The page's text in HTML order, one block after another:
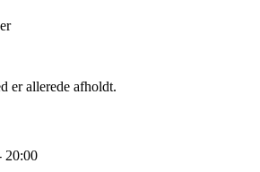
er allerede afholdt.
20:00